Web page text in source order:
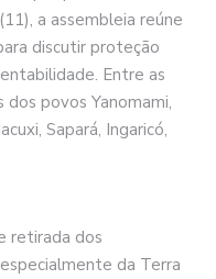
a assembleia reúne
discutir proteção
Entre as
povos Yanomami,
Sapará, Ingaricó,
retirada dos
da Terra